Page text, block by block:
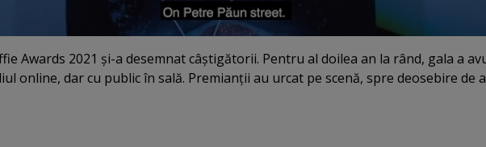
Awards 2021 şi-a desemnat câştigătorii. Pentru al doilea an la rând, gala a
online, dar cu public în sală. Premianţii au urcat pe scenă, spre deosebire de